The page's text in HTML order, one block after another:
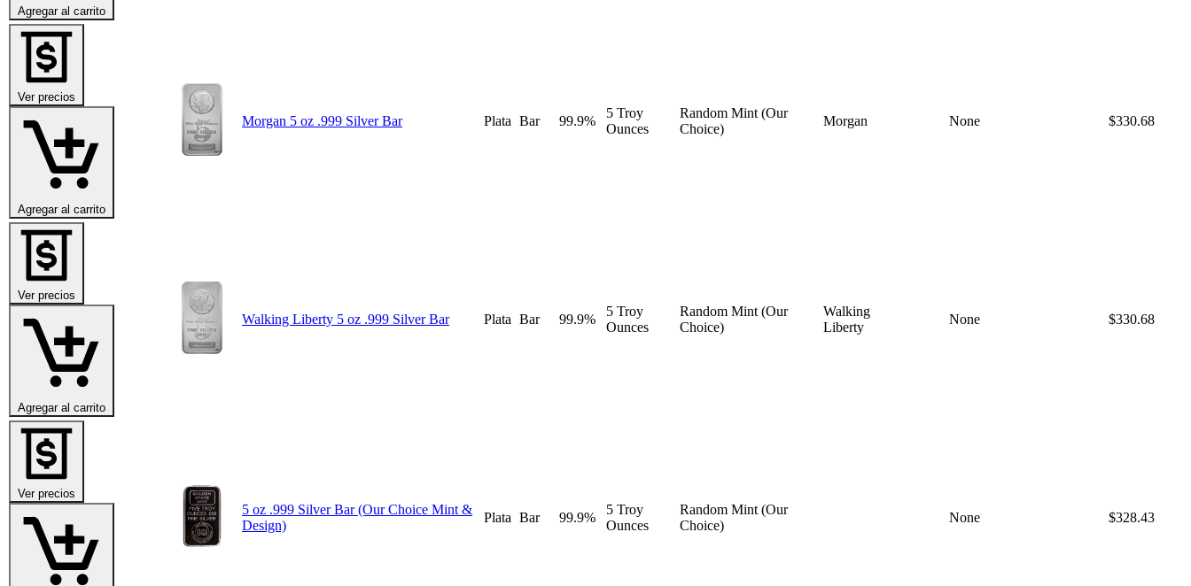
Agregar al carrito
Ver precios
Agregar al carrito
Morgan 5 oz .999 Silver Bar Plata Bar 99.9%
5 Troy
Ounces
Random Mint (Our
Choice)
Morgan None $330.68
Ver precios
Agregar al carrito
Walking Liberty 5 oz .999 Silver Bar Plata Bar 99.9%
5 Troy
Ounces
Random Mint (Our
Choice)
Walking
Liberty
None $330.68
Ver precios
5 oz .999 Silver Bar (Our Choice Mint &
Design)
Plata Bar 99.9%
5 Troy
Ounces
Random Mint (Our
Choice)
None $328.43